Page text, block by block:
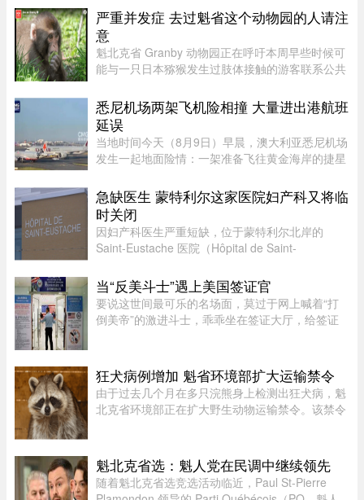
因，也不确定是否涉及武器。警方发言人Flor ...
严重并发症 去过魁省这个动物园的人请注
意
魁北克省 Granby 动物园正在呼吁本周早些时候可
能与一只日本猕猴发生过肢体接触的游客联系公共
伤。猕猴可能会携带 B 型疱疹病毒（Herpes B
virus）。这种病毒在人体内极 ...
悉尼机场两架飞机险相撞 大量进出港航班
延误
当地时间今天（8月9日）早晨，澳大利亚悉尼机场
发生一起地面险情：一架准备飞往黄金海岸的捷星
塔尔航空客机险些发生碰撞，两机一度相距仅数
米。捷星客机飞行员发现情况 ...
急缺医生 蒙特利尔这家医院妇产科又将临
时关闭
因妇产科医生严重短缺，位于蒙特利尔北岸的
Saint-Eustache 医院（Hôpital de Saint-
段暂停服务。此次暂停服务的时间为 8 月 14 日至
17 日，以及 8 月 21 日至 24 日 ...
当“反美斗士”遇上美国签证官
要说这世间最可乐的名场面，莫过于网上喊着“打
倒美帝”的激进斗士，乖乖坐在签证大厅，给签证
美狠话少了许多，火药味也 ...
狂犬病例增加 魁省环境部扩大运输禁令
由于过去几个月在多只浣熊身上检测出狂犬病，魁
北克省环境部正在扩大野生动物运输禁令。该禁令
五起延伸至 Centre-du- ...
魁北克省选：魁人党在民调中继续领先
随着魁北克省选竞选活动临近，Paul St-Pierre